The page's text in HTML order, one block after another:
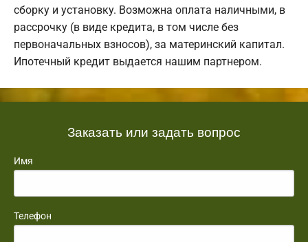
сборку и установку. Возможна оплата наличными, в
рассрочку (в виде кредита, в том числе без
первоначальных взносов), за материнский капитал.
Ипотечный кредит выдается нашим партнером.
Заказать или задать вопрос
Имя
Телефон